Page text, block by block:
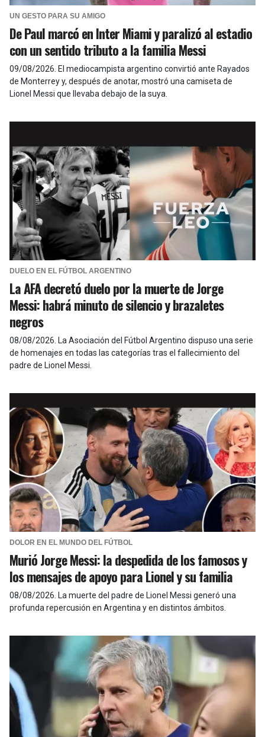
UN GESTO PARA SU AMIGO
De Paul marcó en Inter Miami y paralizó al estadio
con un sentido tributo a la familia Messi
09/08/2026 El mediocampista argentino convirtió ante Rayados
de Monterrey y, después de anotar, mostró una camiseta de
Lionel Messi que llevaba debajo de la suya.
DUELO EN EL FÚTBOL ARGENTINO
La AFA decretó duelo por la muerte de Jorge
Messi: habrá minuto de silencio y brazaletes
negros
08/08/2026 La Asociación del Fútbol Argentino dispuso una serie
de homenajes en todas las categorías tras el fallecimiento del
padre de Lionel Messi.
DOLOR EN EL MUNDO DEL FÚTBOL
Murió Jorge Messi: la despedida de los famosos y
los mensajes de apoyo para Lionel y su familia
08/08/2026 La muerte del padre de Lionel Messi generó una
profunda repercusión en Argentina y en distintos ámbitos.